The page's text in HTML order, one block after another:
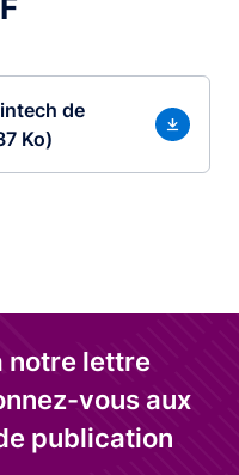
de
Ko)
notre lettre
vous aux
publication